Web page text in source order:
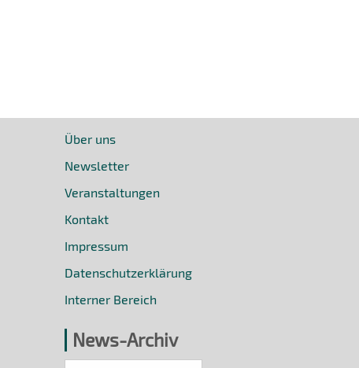
Über uns
Newsletter
Veranstaltungen
Kontakt
Impressum
Datenschutzerklärung
Interner Bereich
News-Archiv